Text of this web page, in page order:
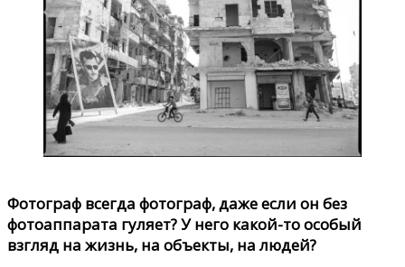
Фотограф всегда фотограф, даже если он без
фотоаппарата гуляет? У него какой-то особый
взгляд на жизнь, на объекты, на людей?